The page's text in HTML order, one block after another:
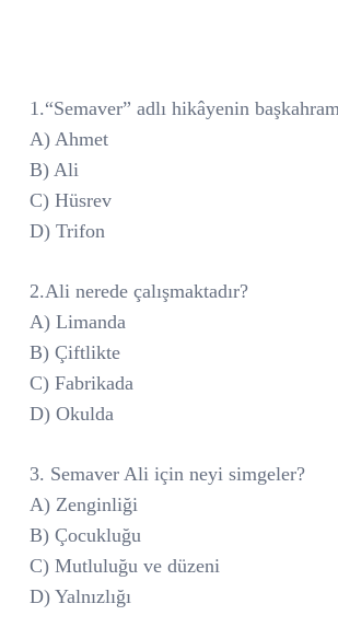
1.“Semaver” adlı hikâyenin
A) Ahmet
B) Ali
C) Hüsrev
D) Trifon
2.Ali nerede çalışmaktadır?
A) Limanda
B) Çiftlikte
C) Fabrikada
D) Okulda
3. Semaver Ali için neyi simgeler?
A) Zenginliği
B) Çocukluğu
C) Mutluluğu ve düzeni
D) Yalnızlığı